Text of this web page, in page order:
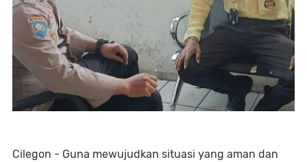
Cilegon - Guna mewujudkan situasi yang aman dan